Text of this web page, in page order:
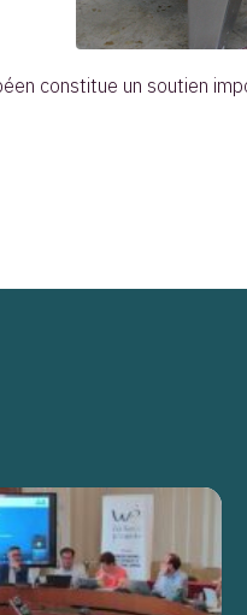
constitue un soutien